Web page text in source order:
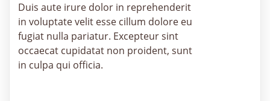
Duis aute irure dolor in reprehenderit
in voluptate velit esse cillum dolore eu
fugiat nulla pariatur. Excepteur sint
occaecat cupidatat non proident, sunt
in culpa qui officia.